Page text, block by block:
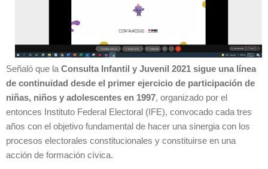
Señaló que laConsulta Infantil y Juvenil 2021 sigue una línea
de continuidad desde el primer ejercicio de participación de
niñas, niños y adolescentes en 1997, organizado por el
entonces Instituto Federal Electoral (IFE), convocado cada tres
años con el objetivo fundamental de hacer una sinergia con los
procesos electorales constitucionales y constituirse en una
acción de formación cívica.